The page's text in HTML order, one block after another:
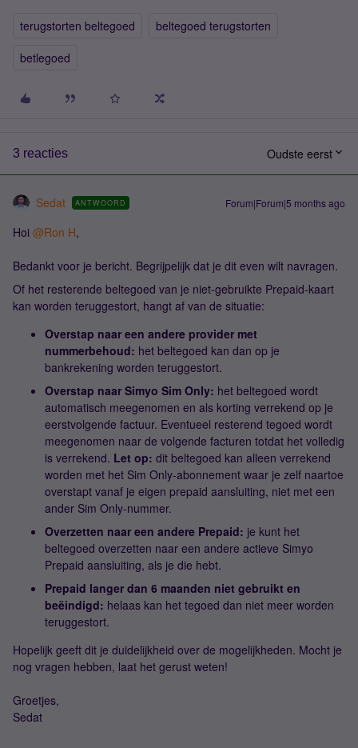
terugstorten beltegoed
beltegoed terugstorten
betlegoed
3 reacties Oudste eerst
Sedat ANTWOORD Forum|Forum|5 months ago
Hoi ​ @Ron H,
Bedankt voor je bericht. Begrijpelijk dat je dit even wilt navragen.
Of het resterende beltegoed van je niet-gebruikte Prepaid-kaart
kan worden teruggestort, hangt af van de situatie:
Overstap naar een andere provider met
nummerbehoud: het beltegoed kan dan op je
bankrekening worden teruggestort.
Overstap naar Simyo Sim Only: het beltegoed wordt
automatisch meegenomen en als korting verrekend op je
eerstvolgende factuur. Eventueel resterend tegoed wordt
meegenomen naar de volgende facturen totdat het volledig
is verrekend. Let op: dit beltegoed kan alleen verrekend
worden met het Sim Only-abonnement waar je zelf naartoe
overstapt vanaf je eigen prepaid aansluiting, niet met een
ander Sim Only-nummer.
Overzetten naar een andere Prepaid: je kunt het
beltegoed overzetten naar een andere actieve Simyo
Prepaid aansluiting, als je die hebt.
Prepaid langer dan 6 maanden niet gebruikt en
beëindigd: helaas kan het tegoed dan niet meer worden
teruggestort.
Hopelijk geeft dit je duidelijkheid over de mogelijkheden. Mocht je
nog vragen hebben, laat het gerust weten!
Groetjes,
Sedat